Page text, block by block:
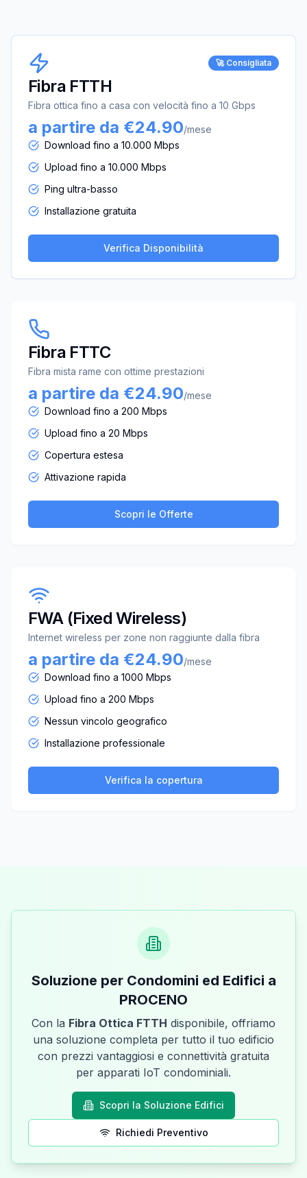
🚀 Consigliata
Fibra FTTH
Fibra ottica fino a casa con velocità fino a 10 Gbps
a partire da €24.90/mese
Download fino a 10.000 Mbps
Upload fino a 10.000 Mbps
Ping ultra-basso
Installazione gratuita
Verifica Disponibilità
Fibra FTTC
Fibra mista rame con ottime prestazioni
a partire da €24.90/mese
Download fino a 200 Mbps
Upload fino a 20 Mbps
Copertura estesa
Attivazione rapida
Scopri le Offerte
FWA (Fixed Wireless)
Internet wireless per zone non raggiunte dalla fibra
a partire da €24.90/mese
Download fino a 1000 Mbps
Upload fino a 200 Mbps
Nessun vincolo geografico
Installazione professionale
Verifica la copertura
Soluzione per Condomini ed Edifici a
PROCENO
Con la Fibra Ottica FTTH disponibile, offriamo
una soluzione completa per tutto il tuo edificio
con prezzi vantaggiosi e connettività gratuita
per apparati IoT condominiali.
Scopri la Soluzione Edifici
Richiedi Preventivo